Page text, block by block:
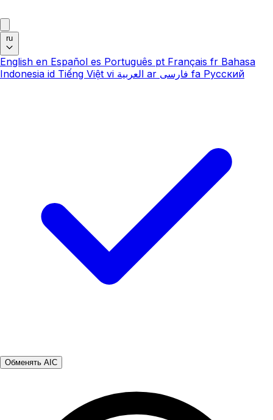
ru
English en Español es Português pt Français fr Bahasa
Indonesia id Tiếng Việt vi العربية ar فارسی fa Русский
Обменять AIC